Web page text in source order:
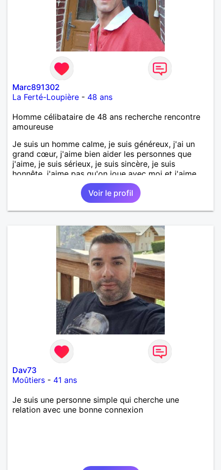
Marc891302
La Ferté-Loupière - 48 ans
Homme célibataire de 48 ans recherche rencontre
amoureuse
Je suis un homme calme, je suis généreux, j'ai un
grand cœur, j'aime bien aider les personnes que
j'aime, je suis sérieux, je suis sincère, je suis
honnête, j'aime pas qu'on joue avec moi et j'aime
pas les mensonges. Je cherche une relation
amoureuse et sérieuse.Voir le profil
Dav73
Moûtiers - 41 ans
Je suis une personne simple qui cherche une
relation avec une bonne connexion